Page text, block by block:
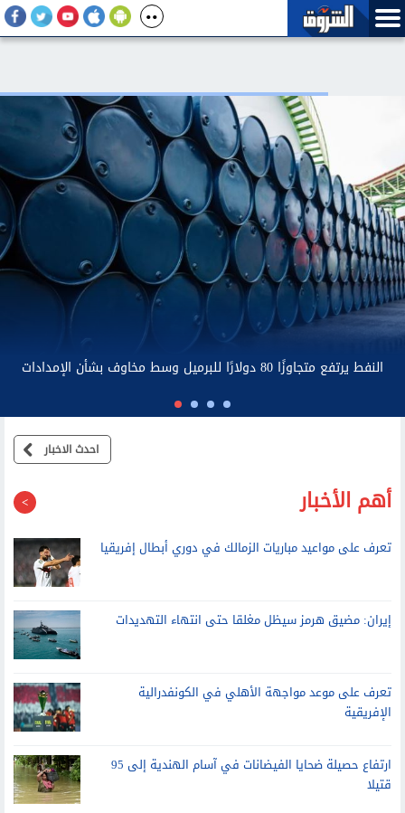
النفط يرتفع متجاوزًا 80 دولارًا
احدث الاخبار
أهم الأخبار
تعرف على مواعيد مباريات الزمالك في دوري أبطال إفريقيا
إيران: مضيق هرمز سيظل مغلقا حتى انتهاء التهديدات
تعرف على موعد مواجهة الأهلي في الكونفدرالية
الإفريقية
قتيلا